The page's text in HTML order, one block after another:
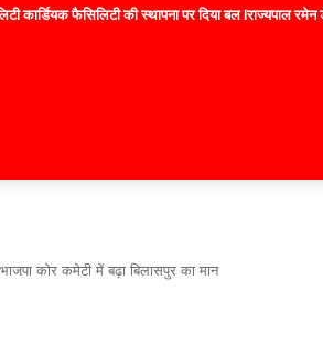
कार्डियक फैसिलिटी की स्थापना पर दिया बल lराज्यपाल
कोर कमेटी में बढ़ा बिलासपुर का मान